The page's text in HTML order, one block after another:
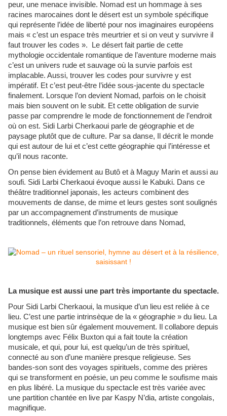
peur, une menace invisible. Nomad est un hommage à ses
racines marocaines dont le désert est un symbole spécifique
qui représente l’idée de liberté pour nos imaginaires européens
mais « c’est un espace très meurtrier et si on veut y survivre il
faut trouver les codes ». Le désert fait partie de cette
mythologie occidentale romantique de l’aventure moderne mais
c’est un univers rude et sauvage où la survie parfois est
implacable. Aussi, trouver les codes pour survivre y est
impératif. Et c’est peut-être l’idée sous-jacente du spectacle
finalement. Lorsque l’on devient Nomad, parfois on le choisit
mais bien souvent on le subit. Et cette obligation de survie
passe par comprendre le mode de fonctionnement de l’endroit
où on est. Sidi Larbi Cherkaoui parle de géographie et de
paysage plutôt que de culture. Par sa danse, Il décrit le monde
qui est autour de lui et c’est cette géographie qui l’intéresse et
qu’il nous raconte.
On pense bien évidement au Butô et à Maguy Marin et aussi au
soufi. Sidi Larbi Cherkaoui évoque aussi le Kabuki. Dans ce
théâtre traditionnel japonais, les acteurs combinent des
mouvements de danse, de mime et leurs gestes sont soulignés
par un accompagnement d’instruments de musique
traditionnels, éléments que l’on retrouve dans Nomad,
La musique est aussi une part très importante du spectacle.
Pour Sidi Larbi Cherkaoui, la musique d’un lieu est reliée à ce
lieu. C’est une partie intrinsèque de la « géographie » du lieu. La
musique est bien sûr également mouvement. Il collabore depuis
longtemps avec Félix Buxton qui a fait toute la création
musicale, et qui, pour lui, est quelqu’un de très spirituel,
connecté au son d’une manière presque religieuse. Ses
bandes-son sont des voyages spirituels, comme des prières
qui se transforment en poésie, un peu comme le soufisme mais
en plus libéré. La musique du spectacle est très variée avec
une partition chantée en live par Kaspy N’dia, artiste congolais,
magnifique.